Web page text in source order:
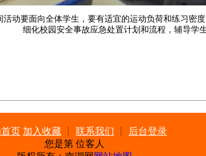
要面向全体学生，要有适宜的运动负荷和练
化校园安全事故应急处置计划和流程，辅导学生
页 加入收藏 ┊ 联系我们 ┊
后台登录
您是第 位客人